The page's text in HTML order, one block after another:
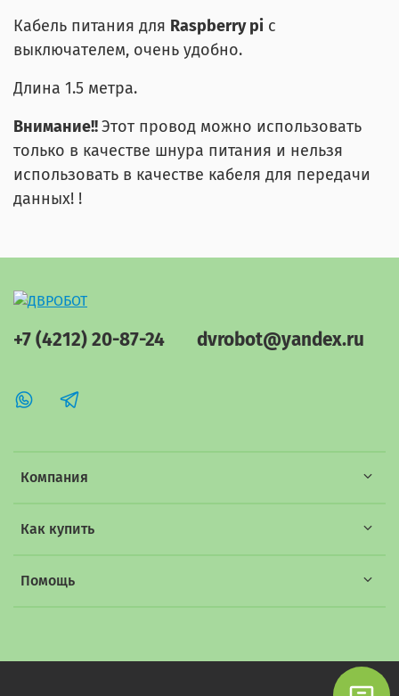
Кабель питания для Raspberry pi с
выключателем, очень удобно.
Длина 1.5 метра.
Внимание!!Этот провод можно использовать
только в качестве шнура питания и нельзя
использовать в качестве кабеля для передачи
данных! !
Компания
Как купить
Помощь
+7 (4212) 20-87-24 dvrobot@yandex.ru